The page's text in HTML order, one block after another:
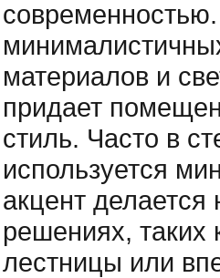
материалов и
придает
стиль. Часто в
используется
акцент делается
решениях, таких
лестницы или